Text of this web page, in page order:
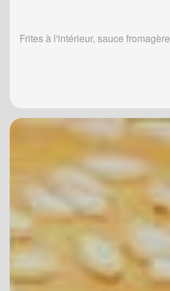
Frites à l'intérieur, sauce fromagère